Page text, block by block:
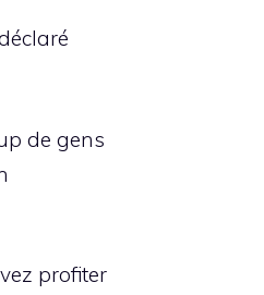
de gens
profiter